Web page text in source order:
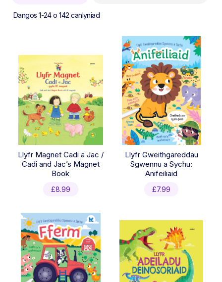
Dangos 1-24 o 142 canlyniadSorted
Llyfr Magnet Cadi a Jac /
Cadi and Jac’s Magnet
Book
£8.99
Llyfr Gweithgareddau
Sgwennu a Sychu:
Anifeiliaid
£7.99